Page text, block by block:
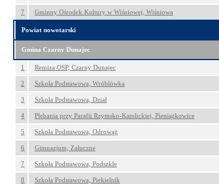
7 Gminny Ośrodek Kultury w Wiśniowej, Wiśniowa
Powiat nowotarski
Gmina Czarny Dunajec
1 Remiza OSP, Czarny Dunajec
2 Szkoła Podstawowa, Wróblówka
3 Szkoła Podstawowa, Dział
4 Plebania przy Parafii Rzymsko-Katolickiej, Pieniążkowice
5 Szkoła Podstawowa, Odrowąż
6 Gimnazjum, Załuczne
7 Szkoła Podstawowa, Podszkle
8 Szkoła Podstawowa, Piekielnik